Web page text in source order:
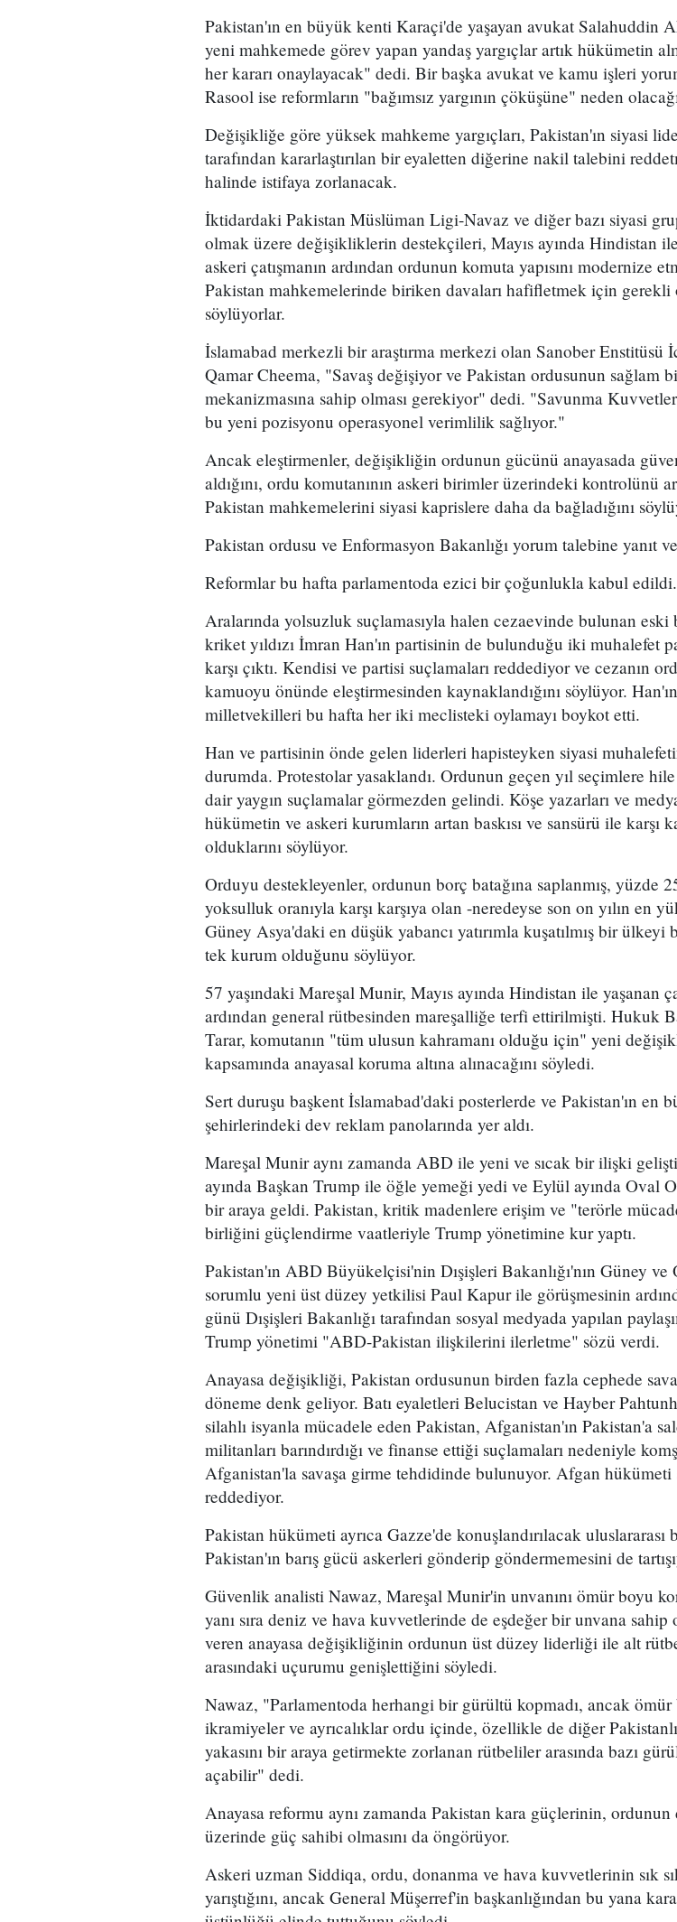
Pakistan'ın en büyük kenti Karaçi'de yaşayan avukat Salahuddin
yeni mahkemede görev yapan yandaş yargıçlar artık hükümetin
her kararı onaylayacak" dedi. Bir başka avukat ve kamu işleri
Rasool ise reformların "bağımsız yargının çöküşüne" neden
Değişikliğe göre yüksek mahkeme yargıçları, Pakistan'ın siyasi
tarafından kararlaştırılan bir eyaletten diğerine nakil talebini
halinde istifaya zorlanacak.
İktidardaki Pakistan Müslüman Ligi-Navaz ve diğer bazı siyasi
olmak üzere değişikliklerin destekçileri, Mayıs ayında Hindistan
askeri çatışmanın ardından ordunun komuta yapısını modernize
Pakistan mahkemelerinde biriken davaları hafifletmek için gerekli
söylüyorlar.
İslamabad merkezli bir araştırma merkezi olan Sanober Enstitüsü
Qamar Cheema, "Savaş değişiyor ve Pakistan ordusunun sağlam
mekanizmasına sahip olması gerekiyor" dedi. "Savunma
bu yeni pozisyonu operasyonel verimlilik sağlıyor."
Ancak eleştirmenler, değişikliğin ordunun gücünü anayasada
aldığını, ordu komutanının askeri birimler üzerindeki kontrolünü
Pakistan mahkemelerini siyasi kaprislere daha da bağladığını
Pakistan ordusu ve Enformasyon Bakanlığı yorum talebine yanıt
Reformlar bu hafta parlamentoda ezici bir çoğunlukla kabul edildi.
Aralarında yolsuzluk suçlamasıyla halen cezaevinde bulunan eski
kriket yıldızı İmran Han'ın partisinin de bulunduğu iki muhalefet
karşı çıktı. Kendisi ve partisi suçlamaları reddediyor ve cezanın
kamuoyu önünde eleştirmesinden kaynaklandığını söylüyor.
milletvekilleri bu hafta her iki meclisteki oylamayı boykot etti.
Han ve partisinin önde gelen liderleri hapisteyken siyasi
durumda. Protestolar yasaklandı. Ordunun geçen yıl seçimlere hile
dair yaygın suçlamalar görmezden gelindi. Köşe yazarları ve
hükümetin ve askeri kurumların artan baskısı ve sansürü ile karşı
olduklarını söylüyor.
Orduyu destekleyenler, ordunun borç batağına saplanmış, yüzde
yoksulluk oranıyla karşı karşıya olan -neredeyse son on yılın en
Güney Asya'daki en düşük yabancı yatırımla kuşatılmış bir ülkeyi
tek kurum olduğunu söylüyor.
57 yaşındaki Mareşal Munir, Mayıs ayında Hindistan ile yaşanan
ardından general rütbesinden mareşalliğe terfi ettirilmişti. Hukuk
Tarar, komutanın "tüm ulusun kahramanı olduğu için" yeni
kapsamında anayasal koruma altına alınacağını söyledi.
Sert duruşu başkent İslamabad'daki posterlerde ve Pakistan'ın en
şehirlerindeki dev reklam panolarında yer aldı.
Mareşal Munir aynı zamanda ABD ile yeni ve sıcak bir ilişki
ayında Başkan Trump ile öğle yemeği yedi ve Eylül ayında Oval
bir araya geldi. Pakistan, kritik madenlere erişim ve "terörle
birliğini güçlendirme vaatleriyle Trump yönetimine kur yaptı.
Pakistan'ın ABD Büyükelçisi'nin Dışişleri Bakanlığı'nın Güney ve
sorumlu yeni üst düzey yetkilisi Paul Kapur ile görüşmesinin
günü Dışişleri Bakanlığı tarafından sosyal medyada yapılan
Trump yönetimi "ABD-Pakistan ilişkilerini ilerletme" sözü verdi.
Anayasa değişikliği, Pakistan ordusunun birden fazla cephede
döneme denk geliyor. Batı eyaletleri Belucistan ve Hayber
silahlı isyanla mücadele eden Pakistan, Afganistan'ın Pakistan'a
militanları barındırdığı ve finanse ettiği suçlamaları nedeniyle
Afganistan'la savaşa girme tehdidinde bulunuyor. Afgan hükümeti
reddediyor.
Pakistan hükümeti ayrıca Gazze'de konuşlandırılacak uluslararası
Pakistan'ın barış gücü askerleri gönderip göndermemesini de
Güvenlik analisti Nawaz, Mareşal Munir'in unvanını ömür boyu
yanı sıra deniz ve hava kuvvetlerinde de eşdeğer bir unvana sahip
veren anayasa değişikliğinin ordunun üst düzey liderliği ile alt
arasındaki uçurumu genişlettiğini söyledi.
Nawaz, "Parlamentoda herhangi bir gürültü kopmadı, ancak
ikramiyeler ve ayrıcalıklar ordu içinde, özellikle de diğer
yakasını bir araya getirmekte zorlanan rütbeliler arasında bazı
açabilir" dedi.
Anayasa reformu aynı zamanda Pakistan kara güçlerinin, ordunun
üzerinde güç sahibi olmasını da öngörüyor.
Askeri uzman Siddiqa, ordu, donanma ve hava kuvvetlerinin sık
yarıştığını, ancak General Müşerref'in başkanlığından bu yana